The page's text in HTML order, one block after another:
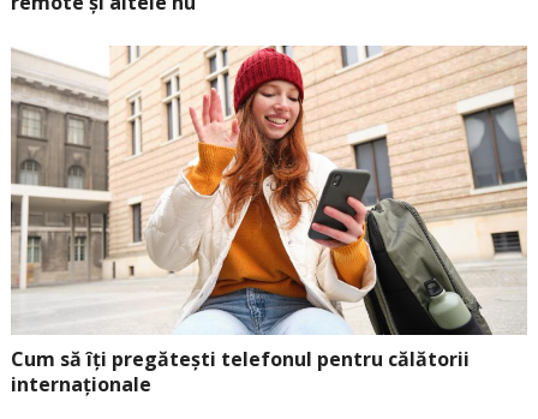
Cum să îți pregătești telefonul pentru călătorii
internaționale